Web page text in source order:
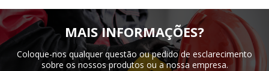
MAIS INFORMAÇÕES?
Coloque-nos qualquer questão ou pedido de esclarecimento
sobre os nossos produtos ou a nossa empresa.